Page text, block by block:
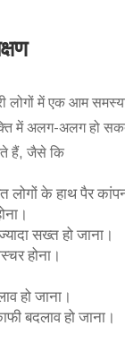
लोगों में एक आम
में अलग-अलग हो
हैं, जैसे कि
लोगों के हाथ पैर
सख्त हो जाना।
होना।
हो जाना।
बदलाव हो जाना।